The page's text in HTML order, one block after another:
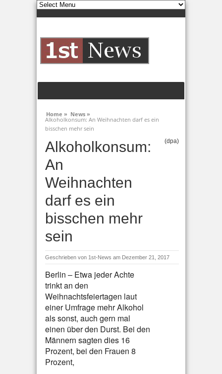
Home » News »
Alkoholkonsum: An Weihnachten darf es ein
bisschen mehr sein
Alkoholkonsum:
An
Weihnachten
darf es ein
bisschen mehr
sein
(dpa)
Geschrieben von 1st-News am Dezember 21, 2017
Berlin – Etwa jeder Achte
trinkt an den
Weihnachtsfeiertagen laut
einer Umfrage mehr Alkohol
als sonst, auch gern mal
einen über den Durst. Bei den
Männern sagten dies 16
Prozent, bei den Frauen 8
Prozent,